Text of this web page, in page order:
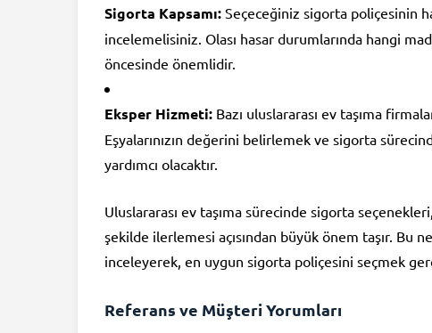
Sigorta Kapsamı: Seçeceğiniz sigorta poliçesinin
incelemelisiniz. Olası hasar durumlarında hangi
öncesinde önemlidir.
Eksper Hizmeti: Bazı uluslararası ev taşıma
Eşyalarınızın değerini belirlemek ve sigorta
yardımcı olacaktır.
Uluslararası ev taşıma sürecinde sigorta
şekilde ilerlemesi açısından büyük önem taşır. Bu
inceleyerek, en uygun sigorta poliçesini seçmek
Referans ve Müşteri Yorumları